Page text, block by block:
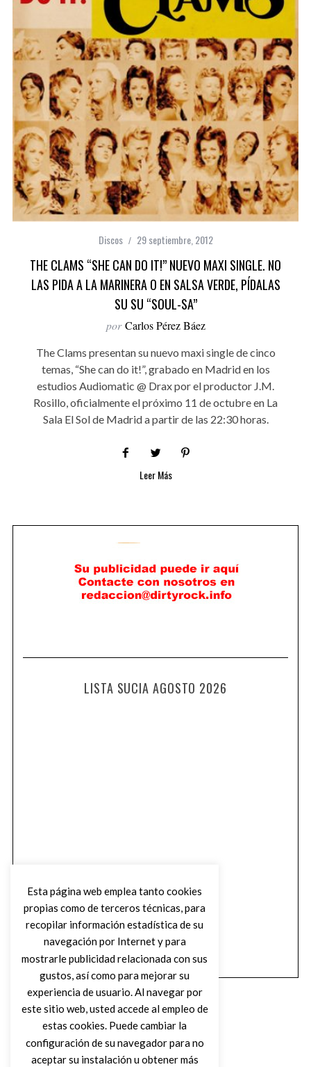
Discos 29 septiembre, 2012
THE CLAMS “SHE CAN DO IT!” NUEVO MAXI SINGLE. NO
LAS PIDA A LA MARINERA O EN SALSA VERDE, PÍDALAS
SU SU “SOUL-SA”
por Carlos Pérez Báez
The Clams presentan su nuevo maxi single de cinco
temas, “She can do it!”, grabado en Madrid en los
estudios Audiomatic @ Drax por el productor J.M.
Rosillo, oficialmente el próximo 11 de octubre en La
Sala El Sol de Madrid a partir de las 22:30 horas.
Leer Más
LISTA SUCIA AGOSTO 2026
Esta página web emplea tanto cookies
propias como de terceros técnicas, para
recopilar información estadística de su
navegación por Internet y para
mostrarle publicidad relacionada con sus
gustos, así como para mejorar su
experiencia de usuario. Al navegar por
este sitio web, usted accede al empleo de
estas cookies. Puede cambiar la
configuración de su navegador para no
aceptar su instalación u obtener más